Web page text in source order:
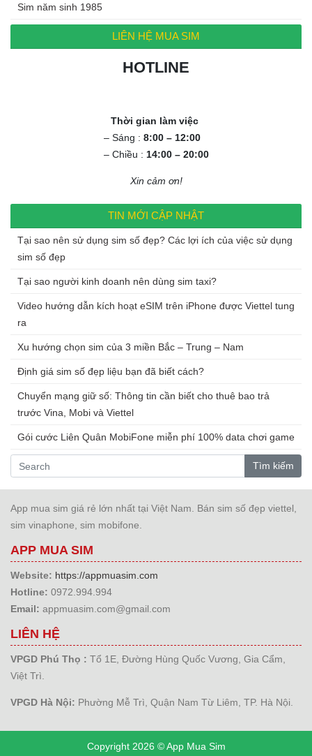
Sim năm sinh 1985
LIÊN HỆ MUA SIM
HOTLINE
Thời gian làm việc
– Sáng : 8:00 – 12:00
– Chiều : 14:00 – 20:00
Xin cảm ơn!
TIN MỚI CẬP NHẬT
Tại sao nên sử dụng sim số đẹp? Các lợi ích của việc sử dụng
sim số đẹp
Tại sao người kinh doanh nên dùng sim taxi?
Video hướng dẫn kích hoạt eSIM trên iPhone được Viettel tung
ra
Xu hướng chọn sim của 3 miền Bắc – Trung – Nam
Định giá sim số đẹp liệu bạn đã biết cách?
Chuyển mạng giữ số: Thông tin cần biết cho thuê bao trả
trước Vina, Mobi và Viettel
Gói cước Liên Quân MobiFone miễn phí 100% data chơi game
Tìm kiếm
App mua sim giá rẻ lớn nhất tại Việt Nam. Bán sim số đẹp viettel,
sim vinaphone, sim mobifone.
APP MUA SIM
Website: https://appmuasim.com
Hotline: 0972.994.994
Email: appmuasim.com@gmail.com
LIÊN HỆ
VPGD Phú Thọ : Tổ 1E, Đường Hùng Quốc Vương, Gia Cẩm,
Việt Trì.
VPGD Hà Nội: Phường Mễ Trì, Quận Nam Từ Liêm, TP. Hà Nội.
Copyright 2026 © App Mua Sim